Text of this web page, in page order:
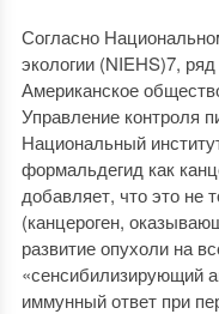
Согласно
экологии (NIEHS)7,
Американское
Управление контроля
Национальный
формальдегид как
добавляет, что это не
(канцероген,
развитие опухоли на
«сенсибилизирующий
иммунный ответ при